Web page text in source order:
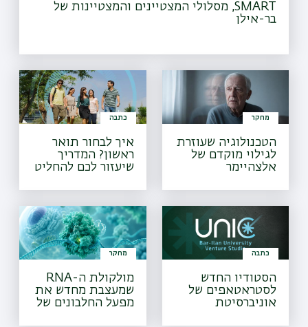
SMART, מסלולי המצטיינים והמצטיינות של
בר-אילן
מחקר
הטכנולוגיה שעוזרת
לגילוי מוקדם של
אלצהיימר
כתבה
איך לבחור תואר
ראשון? המדריך
שיעזור לכם להחליט
כתבה
הסטודיו החדש
לסטראטאפים של
אוניברסיטת
מחקר
מולקולת ה-RNA
שמעצבת מחדש את
מפעל החלבונים של